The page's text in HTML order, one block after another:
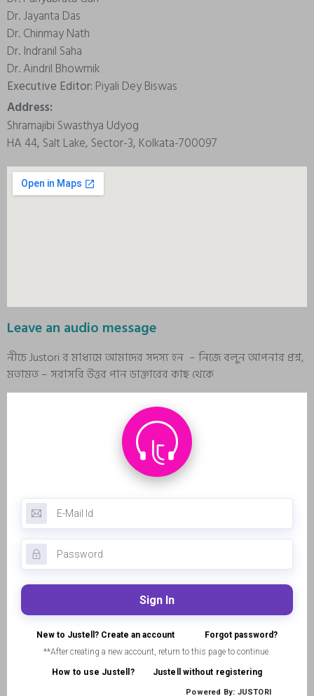
Dr. Jayanta Das
Dr. Chinmay Nath
Dr. Indranil Saha
Dr. Aindril Bhowmik
Executive Editor: Piyali Dey Biswas
Address:
Shramajibi Swasthya Udyog
HA 44, Salt Lake, Sector-3, Kolkata-700097
Leave an audio message
নীচে Justori র মাধ্যমে আমাদের সদস্য হন – নিজে বলুন আপনার প্রশ্ন,
মতামত – সরাসরি উত্তর পান ডাক্তারের কাছ থেকে